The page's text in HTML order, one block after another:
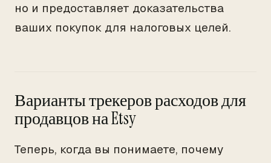
но и предоставляет доказательства
ваших покупок для налоговых целей.
Варианты трекеров расходов для
продавцов на Etsy
Теперь, когда вы понимаете, почему